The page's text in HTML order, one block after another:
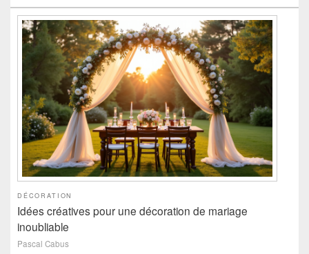
DÉCORATION
Idées créatives pour une décoration de mariage
inoubliable
Pascal Cabus